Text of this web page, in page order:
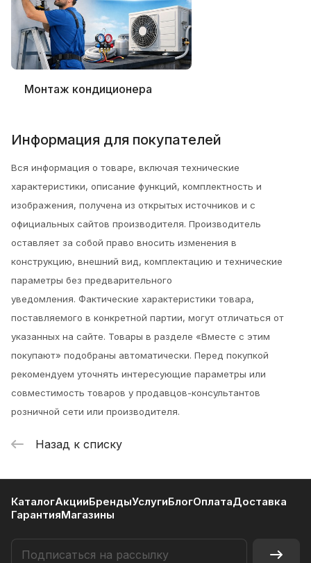
Монтаж кондиционера
Информация для покупателей
Вся информация о товаре, включая технические
характеристики, описание функций, комплектность и
изображения, получена из открытых источников и с
официальных сайтов производителя. Производитель
оставляет за собой право вносить изменения в
конструкцию, внешний вид, комплектацию и технические
параметры без предварительного
уведомления. Фактические характеристики товара,
поставляемого в конкретной партии, могут отличаться от
указанных на сайте. Товары в разделе «Вместе с этим
покупают» подобраны автоматически. Перед покупкой
рекомендуем уточнять интересующие параметры или
совместимость товаров у продавцов-консультантов
розничной сети или производителя.
Назад к списку
КаталогАкцииБрендыУслугиБлогОплатаДоставка
ГарантияМагазины